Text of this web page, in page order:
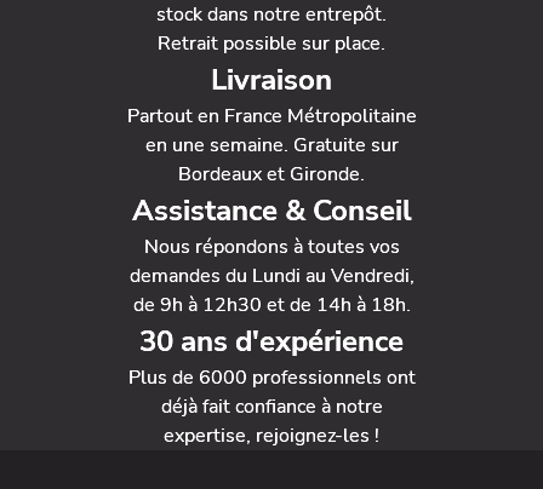
stock dans notre entrepôt.
Retrait possible sur place.
Livraison
Partout en France Métropolitaine
en une semaine. Gratuite sur
Bordeaux et Gironde.
Assistance & Conseil
Nous répondons à toutes vos
demandes du Lundi au Vendredi,
de 9h à 12h30 et de 14h à 18h.
30 ans d'expérience
Plus de 6000 professionnels ont
déjà fait confiance à notre
expertise, rejoignez-les !